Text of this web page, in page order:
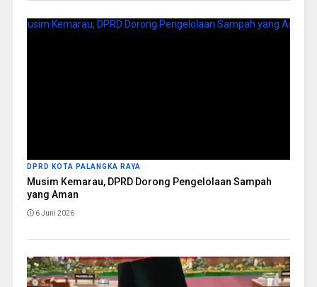
DPRD KOTA PALANGKA RAYA
Musim Kemarau, DPRD Dorong Pengelolaan Sampah
yang Aman
6 Juni 2026